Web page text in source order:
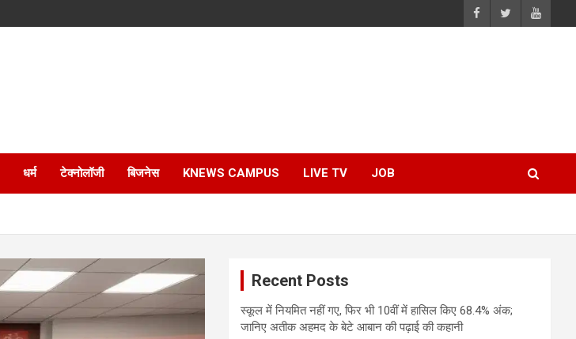
धर्म टेक्नोलॉजी बिजनेस KNEWS CAMPUS LIVE TV JOB
Recent Posts
स्कूल में नियमित नहीं गए, फिर भी 10वीं में हासिल किए 68.4% अंक;
जानिए अतीक अहमद के बेटे आबान की पढ़ाई की कहानी